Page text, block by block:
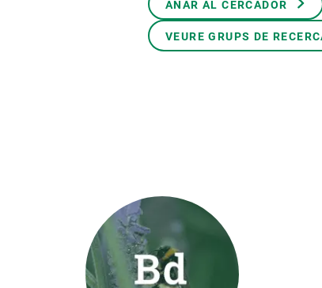
ANAR AL CERCADOR
VEURE GRUPS DE
Equitat, Diversitat i Inclusió (EDI)
Observació
Temes